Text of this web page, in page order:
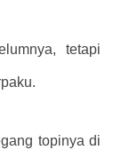
tetapi
topinya di